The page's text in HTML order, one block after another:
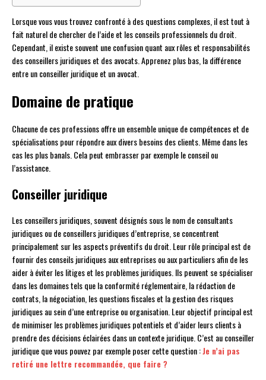
Lorsque vous vous trouvez confronté à des questions complexes, il est tout à
fait naturel de chercher de l’aide et les conseils professionnels du droit.
Cependant, il existe souvent une confusion quant aux rôles et responsabilités
des conseillers juridiques et des avocats. Apprenez plus bas, la différence
entre un conseiller juridique et un avocat.
Domaine de pratique
Chacune de ces professions offre un ensemble unique de compétences et de
spécialisations pour répondre aux divers besoins des clients. Même dans les
cas les plus banals. Cela peut embrasser par exemple le conseil ou
l’assistance.
Conseiller juridique
Les conseillers juridiques, souvent désignés sous le nom de consultants
juridiques ou de conseillers juridiques d’entreprise, se concentrent
principalement sur les aspects préventifs du droit. Leur rôle principal est de
fournir des conseils juridiques aux entreprises ou aux particuliers afin de les
aider à éviter les litiges et les problèmes juridiques. Ils peuvent se spécialiser
dans les domaines tels que la conformité réglementaire, la rédaction de
contrats, la négociation, les questions fiscales et la gestion des risques
juridiques au sein d’une entreprise ou organisation. Leur objectif principal est
de minimiser les problèmes juridiques potentiels et d’aider leurs clients à
prendre des décisions éclairées dans un contexte juridique. C’est au conseiller
juridique que vous pouvez par exemple poser cette question :Je n’ai pas
retiré une lettre recommandée, que faire ?